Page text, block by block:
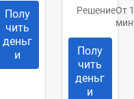
Полу
чить
деньг
и
РешениеОт
Полу
чить
деньг
и